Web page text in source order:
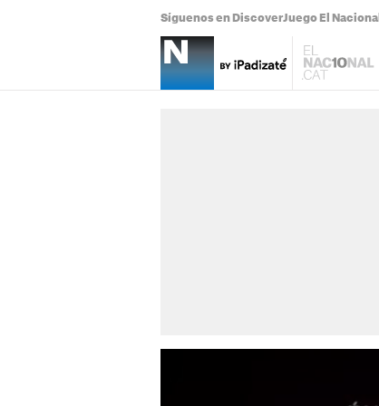
Síguenos en DiscoverJuego El Nacional